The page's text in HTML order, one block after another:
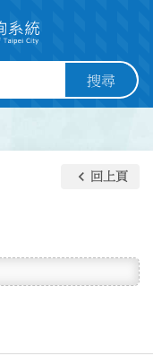
搜尋
keyboard_arrow_left 回上頁